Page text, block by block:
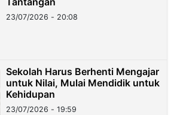
23/07/2026 - 20:08
Sekolah Harus Berhenti Mengajar
untuk Nilai, Mulai Mendidik untuk
Kehidupan
23/07/2026 - 19:59